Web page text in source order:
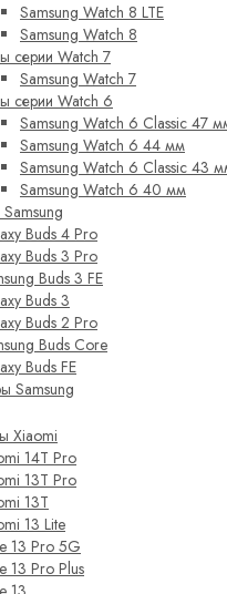
Samsung Watch 8 LTE
Samsung Watch 8
серии Watch 7
Samsung Watch 7
серии Watch 6
Samsung Watch 6 Classic 47
Samsung Watch 6 44 мм
Samsung Watch 6 Classic 43
Samsung Watch 6 40 мм
Buds 4 Pro
Buds 3 Pro
Buds 3 FE
Buds 3
Buds 2 Pro
Buds Core
Buds FE
Samsung
Xiaomi
14T Pro
13T Pro
13T
13 Lite
13 Pro 5G
13 Pro Plus